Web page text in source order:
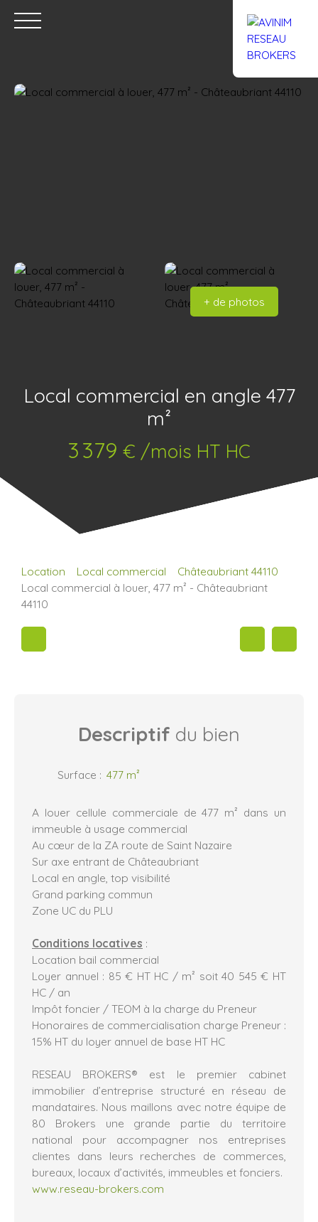
+ de photos
Local commercial en angle 477
m²
3 379 € /mois HT HC
Location Local commercial
Châteaubriant 44110
Local commercial à louer, 477 m² - Châteaubriant
44110
Descriptif du bien
Surface : 477 m²
A louer cellule commerciale de 477 m² dans un
immeuble à usage commercial
Au cœur de la ZA route de Saint Nazaire
Sur axe entrant de Châteaubriant
Local en angle, top visibilité
Grand parking commun
Zone UC du PLU
Conditions locatives :
Location bail commercial
Loyer annuel : 85 € HT HC / m² soit 40 545 € HT
HC / an
Impôt foncier / TEOM à la charge du Preneur
Honoraires de commercialisation charge Preneur :
15% HT du loyer annuel de base HT HC
RESEAU BROKERS® est le premier cabinet
immobilier d’entreprise structuré en réseau de
mandataires. Nous maillons avec notre équipe de
80 Brokers une grande partie du territoire
national pour accompagner nos entreprises
clientes dans leurs recherches de commerces,
bureaux, locaux d’activités, immeubles et fonciers.
www.reseau-brokers.com